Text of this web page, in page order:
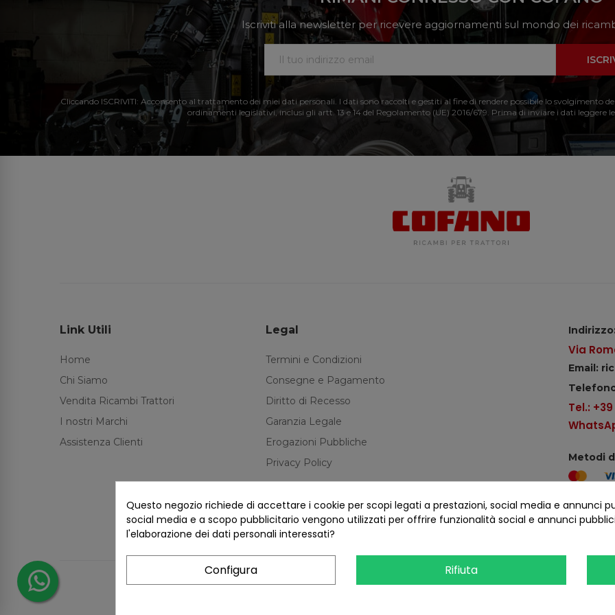
Iscriviti alla newsletter per ricevere aggiornamenti sul mondo dei
Cliccando ISCRIVITI: Acconsento al trattamento dei miei dati personali. I dati sono raccolti e gestiti al fine di rendere possibile lo
ordinamenti legislativi, inclusi gli artt. 13 e 14 del Regolamento (UE) 2016/679. Prima di inviare i dati leggere
Link Utili
Home
Chi Siamo
Vendita Ricambi Trattori
I nostri Marchi
Assistenza Clienti
Legal
Termini e Condizioni
Consegne e Pagamento
Diritto di Recesso
Garanzia Legale
Erogazioni Pubbliche
Privacy Policy
Via
Email:
Tel.:
Metodi
Seguici
COFANO S.R.L. - P.IVA 01254650748 - TUTTI I DIRITTI RISERVATI
Questo negozio richiede di accettare i cookie per scopi legati a prestazioni, social media e annunci
social media e a scopo pubblicitario vengono utilizzati per offrire funzionalità social e annunci
l'elaborazione dei dati personali interessati?
Configura Rifiuta